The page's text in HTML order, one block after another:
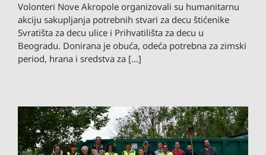
Volonteri Nove Akropole organizovali su humanitarnu
akciju sakupljanja potrebnih stvari za decu štićenike
Svratišta za decu ulice i Prihvatilišta za decu u
Beogradu. Donirana je obuća, odeća potrebna za zimski
period, hrana i sredstva za [...]